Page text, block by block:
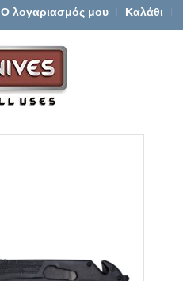
Ο λογαριασμός μου Καλάθι